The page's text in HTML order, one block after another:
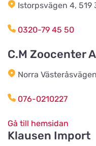
Aspenvägen 11
Braås Järnhandel AB
Istorpsvägen 4, 519
0320-79 45 50
C.M Zoocenter
Norra
076-0210227
Gå till hemsidan
Klausen Import